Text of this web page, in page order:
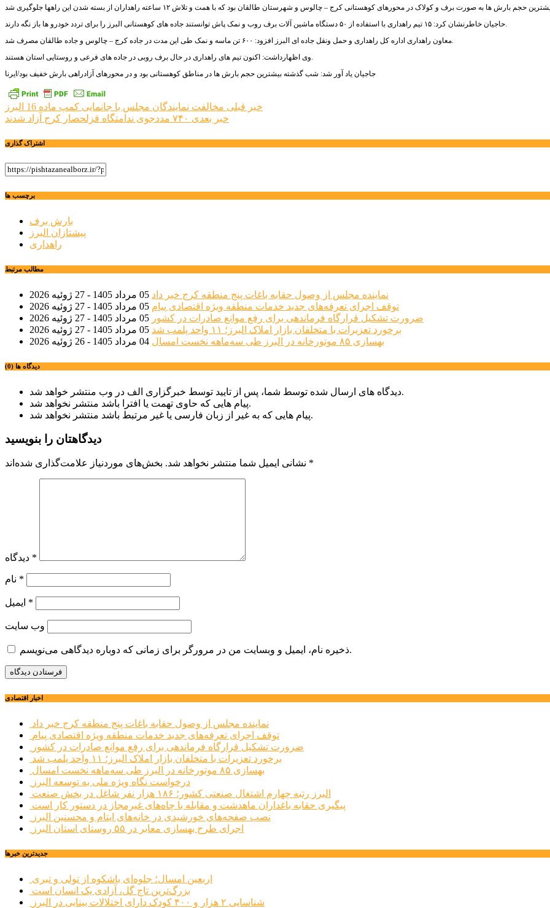
حاجیان خاطرنشان کرد: ۱۵ تیم راهداری با استفاده از ۵۰ دستگاه ماشین آلات برف روب و نمک پاش توانستند جاده های کوهستانی البرز را برای تردد خودرو ها باز نگه دارند.
معاون راهداری اداره کل راهداری و حمل ونقل جاده ای البرز افزود: ۶۰۰ تن ماسه و نمک طی این مدت در جاده کرج – چالوس و جاده طالقان مصرف شد.
وی اظهارداشت: اکنون تیم های راهداری در حال برف روبی در جاده های فرعی و روستایی استان هستند.
جاجیان یاد آور شد: شب گذشته بیشترین حجم بارش ها در مناطق کوهستانی بود و در محورهای آزادراهی بارش خفیف بود/ایرنا
راهبری
نوشته
خبر قبلی مخالفت نمایندگان مجلس با جانمایی کمپ ماده 16 البرز
خبر بعدی ۷۴۰ مددجوی ندامتگاه قزلحصار کرج آزاد شدند
اشتراک گذاری
برچسب ها
بارش برف
پیشتازان البرز
راهداری
مطالب مرتبط
نماینده مجلس از وصول حقابه باغات پنج منطقه کرج خبر داد 05 مرداد 1405 - 27 ژوئیه 2026
توقف اجرای تعرفه‌های جدید خدمات منطقه ویژه اقتصادی پیام 05 مرداد 1405 - 27 ژوئیه 2026
ضرورت تشکیل قرارگاه فرماندهی برای رفع موانع صادرات در کشور 05 مرداد 1405 - 27 ژوئیه 2026
برخورد تعزیرات با متخلفان بازار املاک البرز؛ ۱۱ واحد پلمب شد
05 مرداد 1405 - 27 ژوئیه 2026
بهسازی ۸۵ موتورخانه در البرز طی سه‌ماهه نخست امسال
04 مرداد 1405 - 26 ژوئیه 2026
دیدگاه ها (0)
دیدگاه های ارسال شده توسط شما، پس از تایید توسط خبرگزاری الف در وب منتشر خواهد شد.
پیام هایی که حاوی تهمت یا افترا باشد منتشر نخواهد شد.
پیام هایی که به غیر از زبان فارسی یا غیر مرتبط باشد منتشر نخواهد شد.
دیدگاهتان را بنویسید
نشانی ایمیل شما منتشر نخواهد شد. *
*
*
*
وب‌ سایت
ذخیره نام، ایمیل و وبسایت من در مرورگر برای زمانی که دوباره دیدگاهی می‌نویسم.
اخبار اقتصادی
نماینده مجلس از وصول حقابه باغات پنج منطقه کرج خبر داد
توقف اجرای تعرفه‌های جدید خدمات منطقه ویژه اقتصادی پیام
ضرورت تشکیل قرارگاه فرماندهی برای رفع موانع صادرات در کشور
برخورد تعزیرات با متخلفان بازار املاک البرز؛ ۱۱ واحد پلمب شد
بهسازی ۸۵ موتورخانه در البرز طی سه‌ماهه نخست امسال
درخواست نگاه ویژه ملی به توسعه البرز
البرز رتبه چهارم اشتغال صنعتی کشور؛ ۱۸۶ هزار نفر شاغل در بخش صنعت
پیگیری حقابه باغداران ماهدشت و مقابله با چاه‌های غیرمجاز در دستور کار است
نصب صفحه‌های خورشیدی در خانه‌های ایتام و محسنین البرز
اجرای طرح بهسازی معابر در ۵۵ روستای استان البرز
جديدترين خبرها
اربعین امسال؛ جلوه‌ای باشکوه از تولی و تبری
بزرگ‌ترین تاج گل، آزادی یک انسان است
شناسایی ۲ هزار و ۴۰۰ کودک دارای اختلالات بینایی در البرز